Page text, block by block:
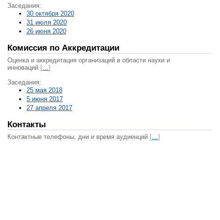
Заседания:
30 октября 2020
31 июля 2020
26 июня 2020
Комиссия по Аккредитации
Оценка и аккредитация организаций в области науки и
инноваций […]
Заседания:
25 мая 2018
5 июня 2017
27 апреля 2017
Контакты
Контактные телефоны, дни и время аудиенций […]